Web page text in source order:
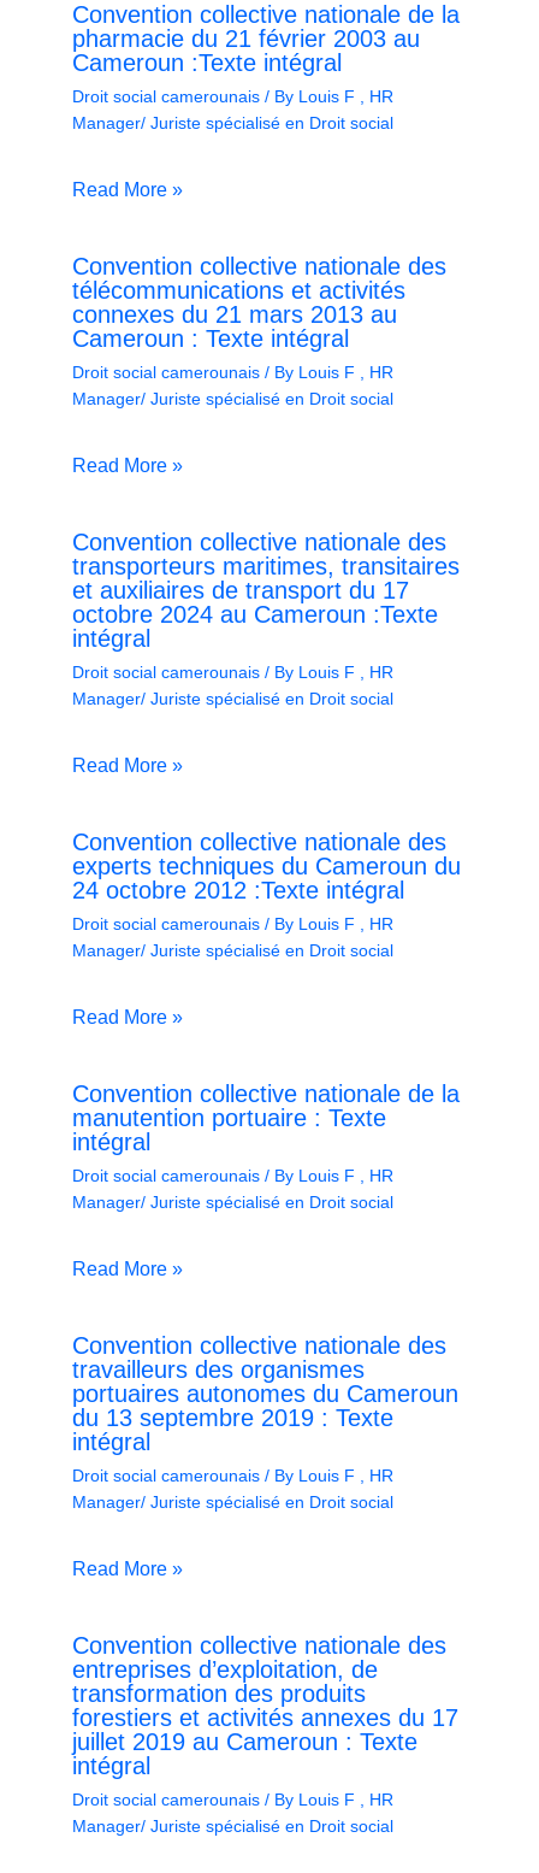
Convention collective nationale de la
pharmacie du 21 février 2003 au
Cameroun :Texte intégral
Droit social camerounais / By Louis F , HR
Manager/ Juriste spécialisé en Droit social
Read More »
Convention collective nationale des
télécommunications et activités
connexes du 21 mars 2013 au
Cameroun : Texte intégral
Droit social camerounais / By Louis F , HR
Manager/ Juriste spécialisé en Droit social
Read More »
Convention collective nationale des
transporteurs maritimes, transitaires
et auxiliaires de transport du 17
octobre 2024 au Cameroun :Texte
intégral
Droit social camerounais / By Louis F , HR
Manager/ Juriste spécialisé en Droit social
Read More »
Convention collective nationale des
experts techniques du Cameroun du
24 octobre 2012 :Texte intégral
Droit social camerounais / By Louis F , HR
Manager/ Juriste spécialisé en Droit social
Read More »
Convention collective nationale de la
manutention portuaire : Texte
intégral
Droit social camerounais / By Louis F , HR
Manager/ Juriste spécialisé en Droit social
Read More »
Convention collective nationale des
travailleurs des organismes
portuaires autonomes du Cameroun
du 13 septembre 2019 : Texte
intégral
Droit social camerounais / By Louis F , HR
Manager/ Juriste spécialisé en Droit social
Read More »
Convention collective nationale des
entreprises d’exploitation, de
transformation des produits
forestiers et activités annexes du 17
juillet 2019 au Cameroun : Texte
intégral
Droit social camerounais / By Louis F , HR
Manager/ Juriste spécialisé en Droit social